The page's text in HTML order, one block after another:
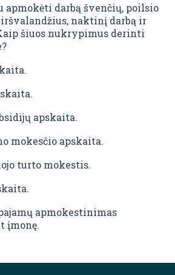
apmokėti darbą švenčių, poilsio
naktinį darbą ir
šiuos nukrypimus derinti
apskaita.
mokesčio apskaita.
turto mokestis.
apmokestinimas
įmonę.